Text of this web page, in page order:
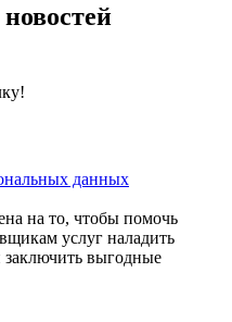
данных
на то, чтобы помочь
услуг наладить
заключить выгодные